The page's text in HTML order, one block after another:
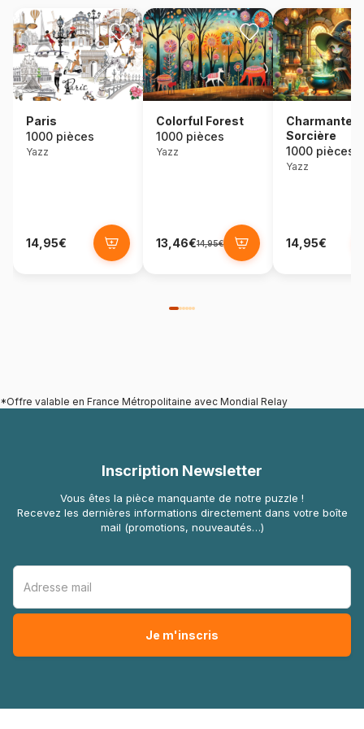
Paris
1000 pièces
Yazz
14,95€
Colorful Forest
1000 pièces
Yazz
13,46€14,95€
Charmante
Sorcière
1000 pièces
Yazz
14,95€
*Offre valable en France Métropolitaine avec Mondial Relay
Inscription Newsletter
Vous êtes la pièce manquante de notre puzzle !
Recevez les dernières informations directement dans votre boîte
mail (promotions, nouveautés…)